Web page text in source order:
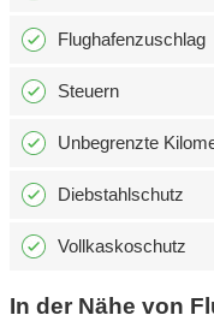
Flughafenzuschlag
Steuern
Unbegrenzte
Diebstahlschutz
Vollkaskoschutz
In der Nähe von